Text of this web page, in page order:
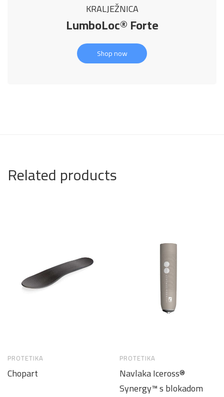
KRALJEŽNICA
LumboLoc® Forte
Shop now
Related products
PROTETIKA
Chopart
PROTETIKA
Navlaka Iceross®
Synergy™ s blokadom